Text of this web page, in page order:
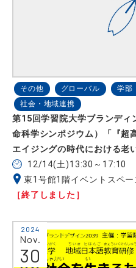
その他 グローバル 学部
社会・地域連携
第15回学習院大学ブランディ
命科学シンポジウム）「『
エイジングの時代における老
12/14(土)13:30～17:10
東1号館1階イベントスペー
［終了しました］
2024
Nov.
30